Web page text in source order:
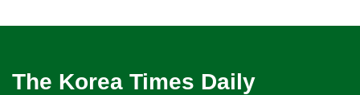
The Korea Times Daily